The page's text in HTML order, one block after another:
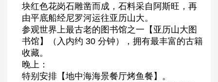
块红色花岗石雕凿而成，石料采自阿斯旺，再
由平底船经尼罗河运往亚历山大。
参观世界上最古老的图书馆之一【亚历山大图
书馆】（入内约 30 分钟），拥有最丰富的古籍
收藏。
晚上：
特别安排【地中海海景餐厅烤鱼餐】。